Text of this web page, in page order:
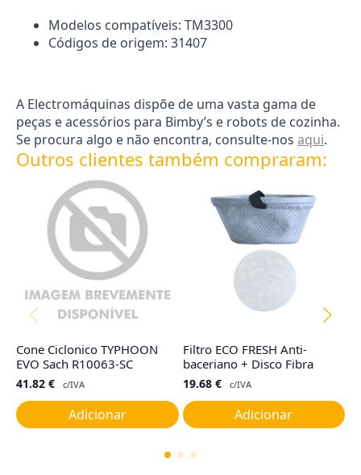
Modelos compatíveis: TM3300
Códigos de origem: 31407
A Electromáquinas dispõe de uma vasta gama de
peças e acessórios para Bimby’s e robots de cozinha.
Se procura algo e não encontra, consulte-nos aqui.
Outros clientes também compraram:
Cone Ciclonico TYPHOON
EVO Sach R10063-SC
41.82 € c/IVA
Adicionar
Filtro ECO FRESH Anti-
baceriano + Disco Fibra
19.68 € c/IVA
Adicionar